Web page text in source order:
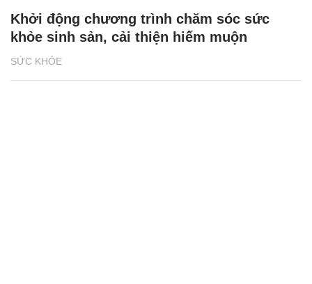
SỨC KHỎE
Khởi động chương trình chăm sóc sức
khỏe sinh sản, cải thiện hiếm muộn